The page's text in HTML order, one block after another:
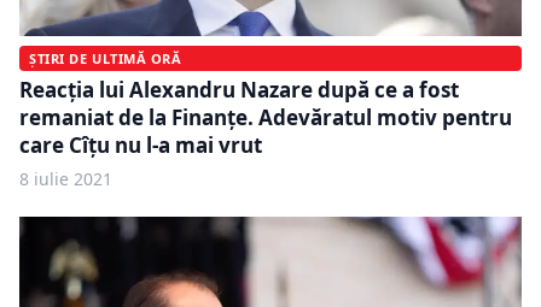
ȘTIRI DE ULTIMĂ ORĂ
Reacția lui Alexandru Nazare după ce a fost
remaniat de la Finanțe. Adevăratul motiv pentru
care Cîțu nu l-a mai vrut
8 iulie 2021